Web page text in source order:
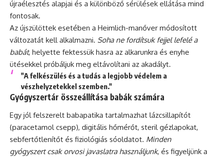
újraélesztés alapjai és a különböző sérülések ellátása mind
fontosak.
Az újszülöttek esetében a Heimlich-manőver módosított
változatát kell alkalmazni. Soha ne fordítsuk fejjel lefelé a
babát, helyette fektessük hasra az alkarunkra és enyhe
ütésekkel próbáljuk meg eltávolítani az akadályt.
"A felkészülés és a tudás a legjobb védelem a
vészhelyzetekkel szemben."
Gyógyszertár összeállítása babák számára
Egy jól felszerelt babapatika tartalmazhat lázcsillapítót
(paracetamol csepp), digitális hőmérőt, steril gézlapokat,
sebfertőtlenítőt és fiziológiás sóoldatot. Minden
gyógyszert csak orvosi javaslatra használjunk, és figyeljünk a